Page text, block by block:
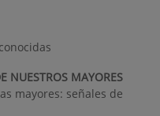
NUESTROS MAYORES
mayores: señales de